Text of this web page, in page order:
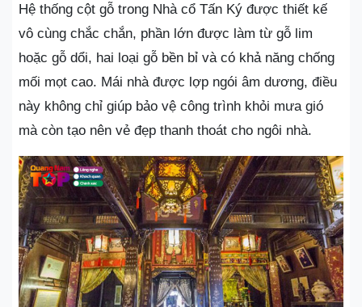
Hệ thống cột gỗ trong Nhà cổ Tấn Ký được thiết kế
vô cùng chắc chắn, phần lớn được làm từ gỗ lim
hoặc gỗ dổi, hai loại gỗ bền bỉ và có khả năng chống
mối mọt cao. Mái nhà được lợp ngói âm dương, điều
này không chỉ giúp bảo vệ công trình khỏi mưa gió
mà còn tạo nên vẻ đẹp thanh thoát cho ngôi nhà.